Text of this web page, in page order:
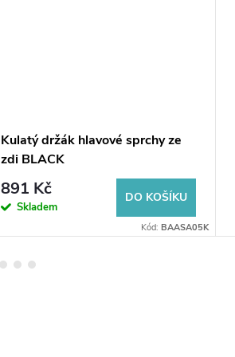
Kulatý držák hlavové sprchy ze
zdi BLACK
891 Kč
Skladem
DO KOŠÍKU
Kód: BAASA05K